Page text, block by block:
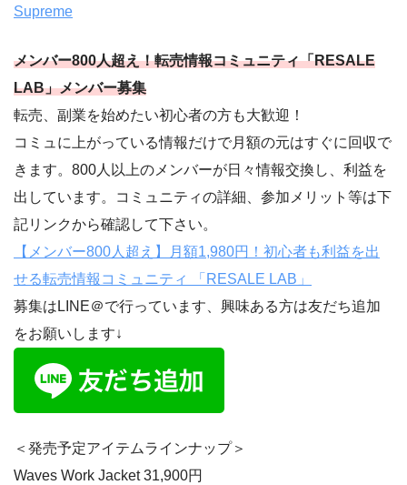
Supreme
メンバー800人超え！転売情報コミュニティ「RESALE
LAB」メンバー募集
転売、副業を始めたい初心者の方も大歓迎！
コミュに上がっている情報だけで月額の元はすぐに回収で
きます。800人以上のメンバーが日々情報交換し、利益を
出しています。コミュニティの詳細、参加メリット等は下
記リンクから確認して下さい。
【メンバー800人超え】月額1,980円！初心者も利益を出
せる転売情報コミュニティ 「RESALE LAB」
募集はLINE＠で行っています、興味ある方は友だち追加
をお願いします↓
＜発売予定アイテムラインナップ＞
Waves Work Jacket 31,900円